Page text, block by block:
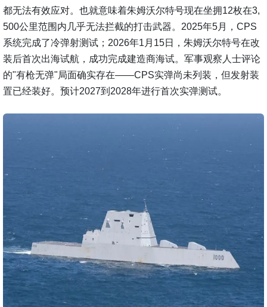
都无法有效应对。也就意味着朱姆沃尔特号现在坐拥12枚在3,
500公里范围内几乎无法拦截的打击武器。2025年5月，CPS
系统完成了冷弹射测试；2026年1月15日，朱姆沃尔特号在改
装后首次出海试航，成功完成建造商海试。军事观察人士评论
的"有枪无弹"局面确实存在——CPS实弹尚未列装，但发射装
置已经装好。预计2027到2028年进行首次实弹测试。